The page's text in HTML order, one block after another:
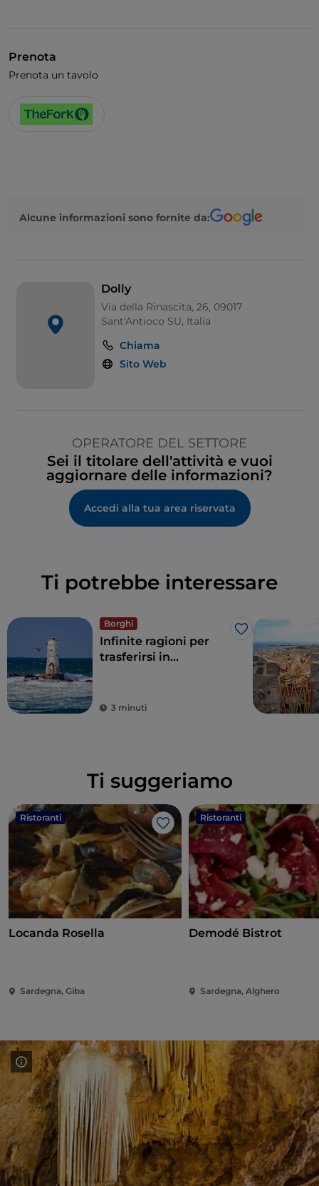
Prenota
Prenota un tavolo
Alcune informazioni sono fornite da:
Dolly
Via della Rinascita, 26, 09017
Sant'Antioco SU, Italia
Chiama
Sito Web
OPERATORE DEL SETTORE
Sei il titolare dell'attività e vuoi
aggiornare delle informazioni?
Accedi alla tua area riservata
Ti potrebbe interessare
Borghi
Like
Infinite ragioni per
trasferirsi in
per vivere in un borgo
3 minuti
Ti suggeriamo
Ristoranti
Like
Locanda Rosella
Sardegna, Giba
Ristoranti
Demodé Bistrot
Sardegna, Alghero